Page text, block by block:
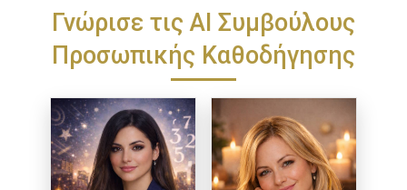
Γνώρισε τις ΑΙ Συμβούλους
Προσωπικής Καθοδήγησης